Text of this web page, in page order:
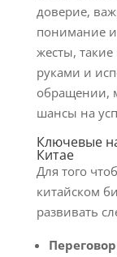
доверие,
понимание
жесты,
руками и
обращении,
шансы на
Ключевые
Китае
Для того
китайском
развивать